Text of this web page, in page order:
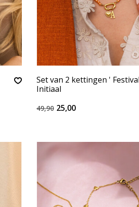
Set van 2 kettingen '
Initiaal
49,90 25,00